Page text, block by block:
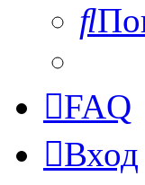
FAQ
Вход